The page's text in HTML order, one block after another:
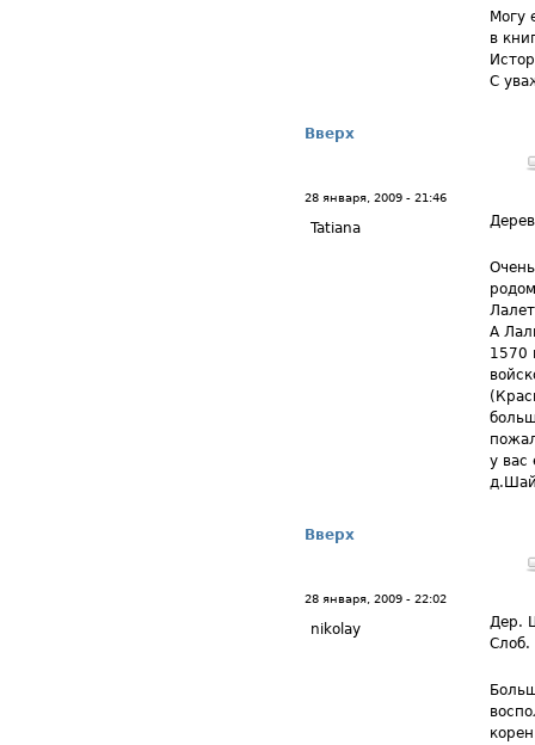
Могу
в
С
Вверх
28 января, 2009 - 21:46
Tatiana
А
1570
у вас
Вверх
28 января, 2009 - 22:02
nikolay
Дер.
Слоб.